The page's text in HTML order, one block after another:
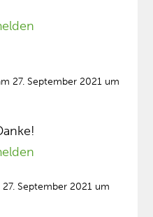
27. September 2021 um
27. September 2021 um